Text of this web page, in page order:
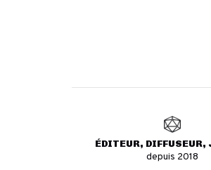
ÉDITEUR, DIFFUSEUR,
depuis 2018